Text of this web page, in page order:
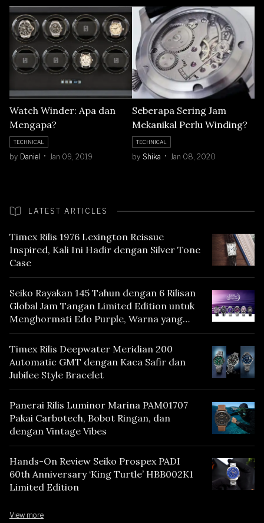
Watch Winder: Apa dan
Mengapa?
TECHNICAL
by Daniel Jan 09, 2019
Seberapa Sering Jam
Mekanikal Perlu Winding?
TECHNICAL
by Shika Jan 08, 2020
LATEST ARTICLES
Timex Rilis 1976 Lexington Reissue
Inspired, Kali Ini Hadir dengan Silver Tone
Case
Seiko Rayakan 145 Tahun dengan 6 Rilisan
Global Jam Tangan Limited Edition untuk
Menghormati Edo Purple, Warna yang
Mencerminkan Warisan Tokyo
Timex Rilis Deepwater Meridian 200
Automatic GMT dengan Kaca Safir dan
Jubilee Style Bracelet
Panerai Rilis Luminor Marina PAM01707
Pakai Carbotech, Bobot Ringan, dan
dengan Vintage Vibes
Hands-On Review Seiko Prospex PADI
60th Anniversary ‘King Turtle’ HBB002K1
Limited Edition
View more